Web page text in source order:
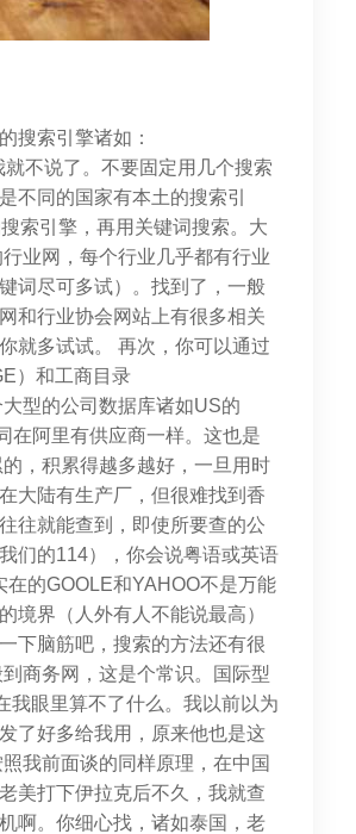
搜索引擎诸如：
不说了。不要固定用几个搜索
不同的国家有本土的搜索引
索引擎，再用关键词搜索。大
业网，每个行业几乎都有行业
词尽可多试）。找到了，一般
和行业协会网站上有很多相关
就多试试。 再次，你可以通过
）和工商目录
型的公司数据库诸如US的
在阿里有供应商一样。这也是
，积累得越多越好，一旦用时
大陆有生产厂，但很难找到香
往就能查到，即使所要查的公
们的114），你会说粤语或英语
的GOOLE和YAHOO不是万能
境界（人外有人不能说最高）
下脑筋吧，搜索的方法还有很
商务网，这是个常识。国际型
我眼里算不了什么。我以前以为
了好多给我用，原来他也是这
我前面谈的同样原理，在中国
美打下伊拉克后不久，我就查
啊。你细心找，诸如泰国，老